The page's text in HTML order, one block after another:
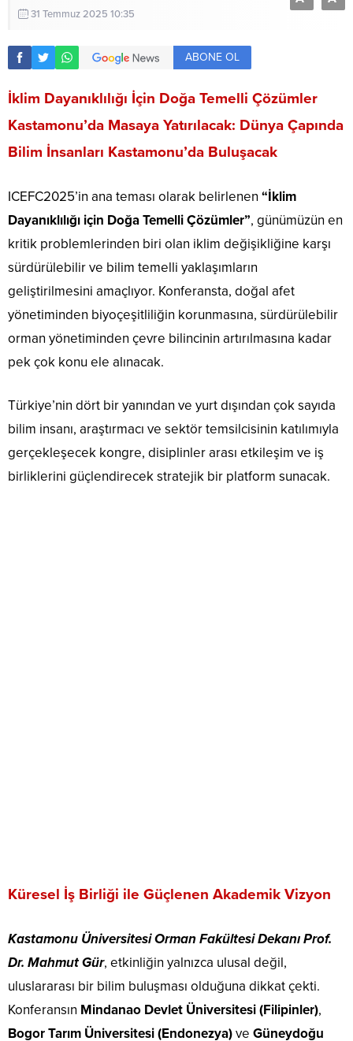
31 Temmuz 2025 10:35
ABONE OL
İklim Dayanıklılığı İçin Doğa Temelli Çözümler
Kastamonu’da Masaya Yatırılacak: Dünya Çapında
Bilim İnsanları Kastamonu’da Buluşacak
ICEFC2025’in ana teması olarak belirlenen “İklim
Dayanıklılığı için Doğa Temelli Çözümler”, günümüzün en
kritik problemlerinden biri olan iklim değişikliğine karşı
sürdürülebilir ve bilim temelli yaklaşımların
geliştirilmesini amaçlıyor. Konferansta, doğal afet
yönetiminden biyoçeşitliliğin korunmasına, sürdürülebilir
orman yönetiminden çevre bilincinin artırılmasına kadar
pek çok konu ele alınacak.
Türkiye’nin dört bir yanından ve yurt dışından çok sayıda
bilim insanı, araştırmacı ve sektör temsilcisinin katılımıyla
gerçekleşecek kongre, disiplinler arası etkileşim ve iş
birliklerini güçlendirecek stratejik bir platform sunacak.
Küresel İş Birliği ile Güçlenen Akademik Vizyon
Kastamonu Üniversitesi Orman Fakültesi Dekanı Prof.
Dr. Mahmut Gür, etkinliğin yalnızca ulusal değil,
uluslararası bir bilim buluşması olduğuna dikkat çekti.
Konferansın Mindanao Devlet Üniversitesi (Filipinler),
Bogor Tarım Üniversitesi (Endonezya)ve Güneydoğu